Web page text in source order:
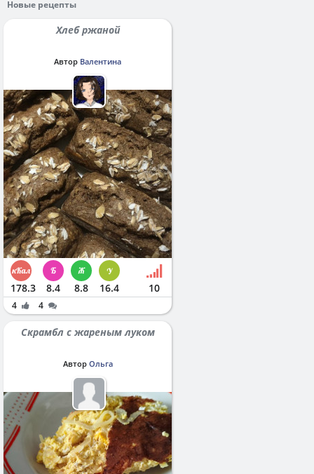
Новые рецепты
Хлеб ржаной
Автор Валентина
178.3 8.4 8.8 16.4 10
4 4
Скрамбл с жареным луком
Автор Ольга